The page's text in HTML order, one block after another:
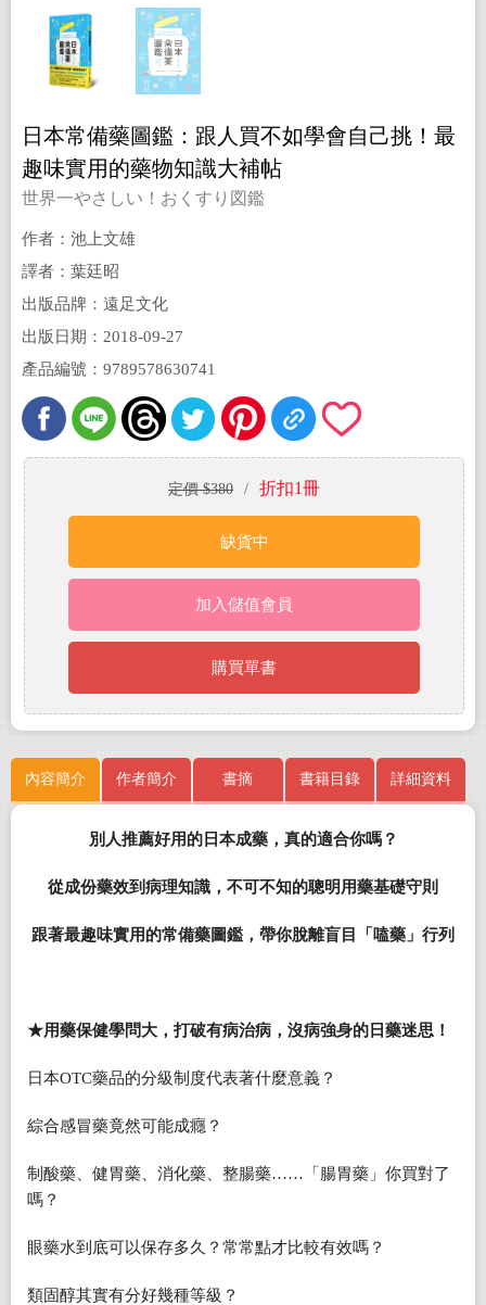
日本常備藥圖鑑：跟人買不如學會自己挑！最
趣味實用的藥物知識大補帖
世界一やさしい！おくすり図鑑
作者：池上文雄
譯者：葉廷昭
出版品牌：遠足文化
出版日期：2018-09-27
產品編號：9789578630741
定價 $380 / 折扣1冊
缺貨中
加入儲值會員
購買單書
內容簡介 作者簡介 書摘 書籍目錄 詳細資料
別人推薦好用的日本成藥，真的適合你嗎？
從成份藥效到病理知識，不可不知的聰明用藥基礎守則
跟著最趣味實用的常備藥圖鑑，帶你脫離盲目「嗑藥」行列
★用藥保健學問大，打破有病治病，沒病強身的日藥迷思！
日本OTC藥品的分級制度代表著什麼意義？
綜合感冒藥竟然可能成癮？
制酸藥、健胃藥、消化藥、整腸藥……「腸胃藥」你買對了
嗎？
眼藥水到底可以保存多久？常常點才比較有效嗎？
類固醇其實有分好幾種等級？